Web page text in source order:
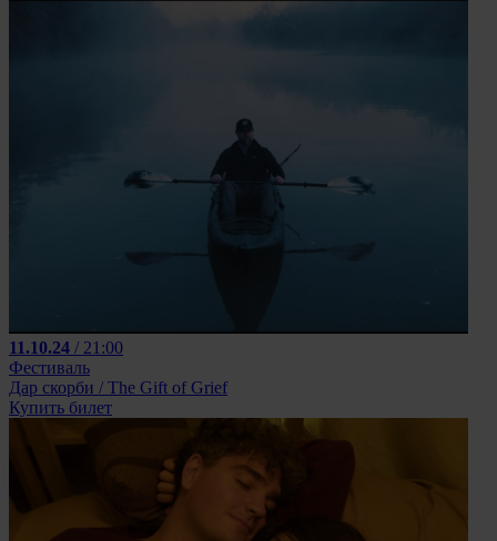
11.10.24 / 21:00
Фестиваль
Дар скорби / The Gift of Grief
Купить билет